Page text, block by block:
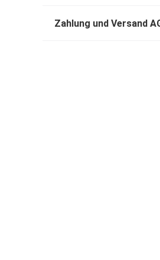
Zahlung und Versand